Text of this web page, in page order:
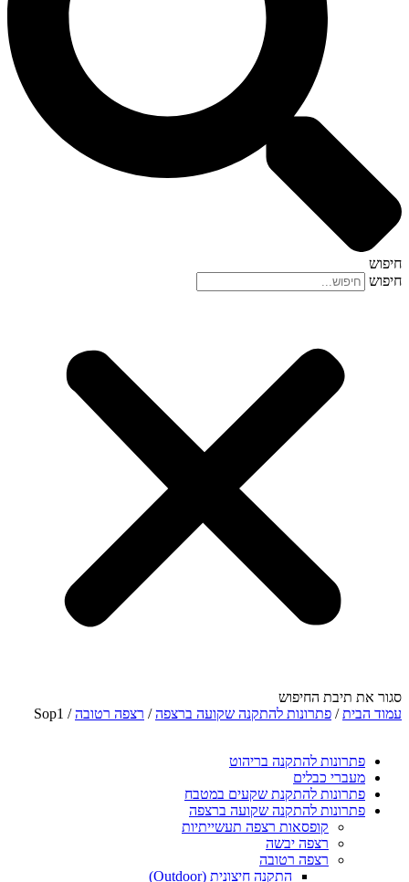
חיפוש
חיפוש
סגור את תיבת החיפוש
עמוד הבית/ פתרונות להתקנה שקועה ברצפה/ רצפה רטובה/ Sop1
פתרונות להתקנה בריהוט
מעברי כבלים
פתרונות להתקנת שקעים במטבח
פתרונות להתקנה שקועה ברצפה
קופסאות רצפה תעשייתיות
רצפה יבשה
רצפה רטובה
התקנה חיצונית (Outdoor)